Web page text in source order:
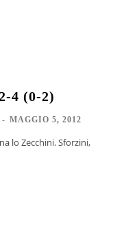
4 (0-2)
- MAGGIO 5, 2012
lo Zecchini. Sforzini,